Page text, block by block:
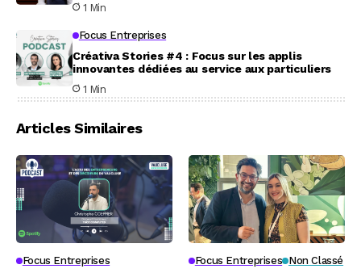
1 Min
Focus Entreprises
Créativa Stories #4 : Focus sur les applis
innovantes dédiées au service aux particuliers
1 Min
Articles Similaires
Focus Entreprises Focus Entreprises Non Classé